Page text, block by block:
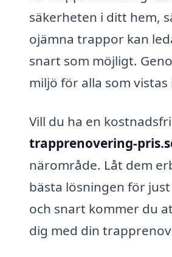
säkerheten i ditt hem,
ojämna trappor kan
snart som möjligt.
miljö för alla som
Vill du ha en
trapprenovering-
närområde. Låt dem
bästa lösningen för
och snart kommer du
dig med din